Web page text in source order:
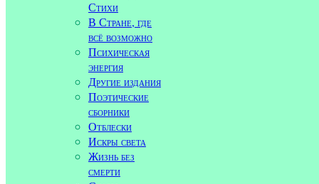
Стихи
В Стране, где
всё возможно
Психическая
энергия
Другие издания
Поэтические
сборники
Отблески
Искры света
Жизнь без
смерти